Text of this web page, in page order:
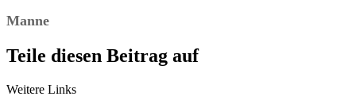
Manne
Teile diesen Beitrag auf
Weitere Links